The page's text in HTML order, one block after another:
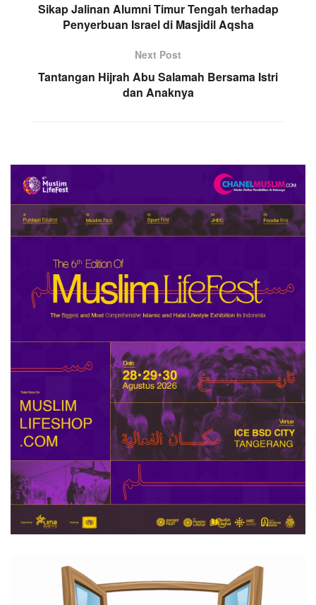
Sikap Jalinan Alumni Timur Tengah terhadap
Penyerbuan Israel di Masjidil Aqsha
Next Post
Tantangan Hijrah Abu Salamah Bersama Istri
dan Anaknya